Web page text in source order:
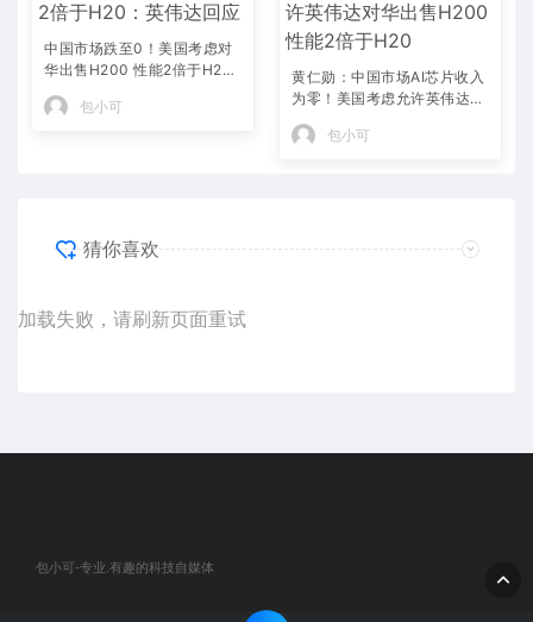
中国市场跌至0！美国考虑对
华出售H200 性能2倍于H2
0：英伟达回应
包小可
黄仁勋：中国市场AI芯片收入
为零！美国考虑允许英伟达对
华出售H200 性能2倍于H20
包小可
猜你喜欢
加载失败，请刷新页面重试
包小可-专业.有趣的科技自媒体